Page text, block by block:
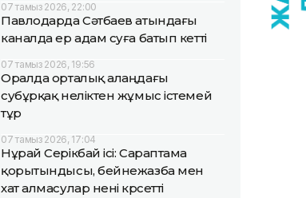
07 тамыз 2026, 22:00
Павлодарда Сәтбаев атындағы
каналда ер адам суға батып кетті
07 тамыз 2026, 19:56
Оралда орталық алаңдағы
субұрқақ неліктен жұмыс істемей
тұр
07 тамыз 2026, 17:04
Нұрай Серікбай ісі: Сараптама
қорытындысы, бейнежазба мен
хат алмасулар нені көрсетті